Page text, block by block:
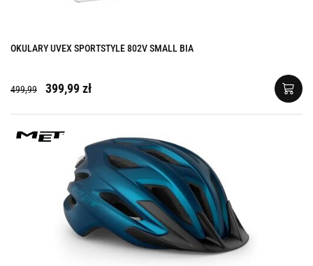
OKULARY UVEX SPORTSTYLE 802V SMALL BIA
499,99 399,99 zł